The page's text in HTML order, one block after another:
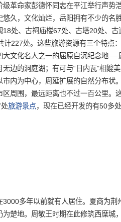
革命家彭德怀同志在平江举行声势
久，文化灿烂，岳阳拥有不少的名
18处、古祠庙楼67处、古塔20处、
计227处。这些旅游资源有三个特点
大文化名人之一的屈原自沉纪念地
边的洞庭湖；有可与“日内瓦”相媲
市内为中心，周延扩展的自然分布状
区周围，最远距离也不过一百公里。
旅游景点，现在已经开发的有50多
多年以前就有人居住。夏商为荆
楚地。周敬王时期在此修筑西糜城